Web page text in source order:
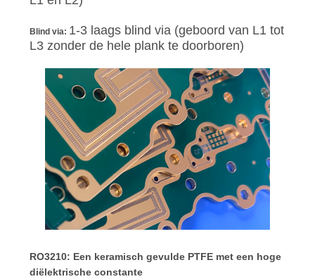
Blind via: 1-3 laags blind via (geboord van L1 tot
L3 zonder de hele plank te doorboren)
RO3210: Een keramisch gevulde PTFE met een hoge
diëlektrische constante